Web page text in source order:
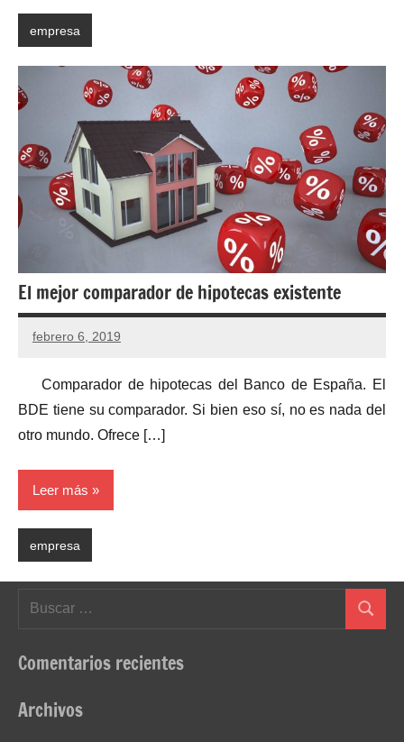
empresa
El mejor comparador de hipotecas existente
febrero 6, 2019
Comparador de hipotecas del Banco de España. El
BDE tiene su comparador. Si bien eso sí, no es nada del
otro mundo. Ofrece […]
Leer más
empresa
Buscar
Comentarios recientes
Archivos